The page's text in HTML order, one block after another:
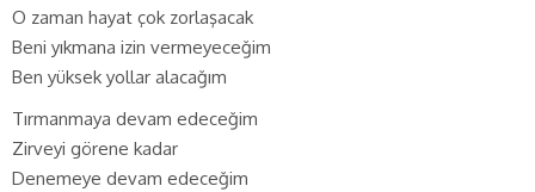
O zaman hayat çok zorlaşacak
Beni yıkmana izin vermeyeceğim
Ben yüksek yollar alacağım
Tırmanmaya devam edeceğim
Zirveyi görene kadar
Denemeye devam edeceğim